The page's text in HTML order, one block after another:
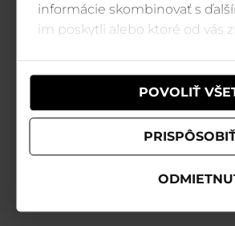
informácie skombinovať s
im poskytli alebo ktoré od vás
POVOLIŤ